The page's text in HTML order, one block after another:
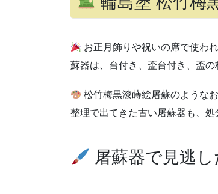
お正月飾りや祝いの席で使わ
蘇器は、台付き、盃台付き、盃
松竹梅黒漆蒔絵屠蘇のような
整理で出てきた古い屠蘇器も、処
屠蘇器で見逃